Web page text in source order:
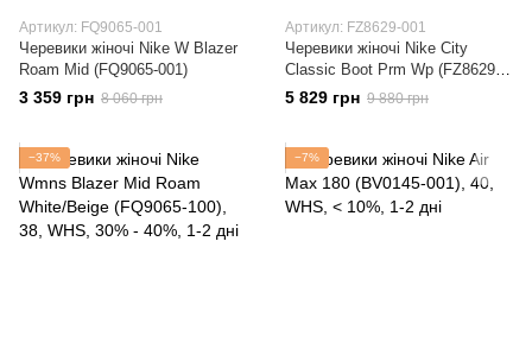
Артикул: FQ9065-001
Черевики жіночі Nike W Blazer
Roam Mid (FQ9065-001)
3 359 грн 8 060 грн
Артикул: FZ8629-001
Черевики жіночі Nike City
Classic Boot Prm Wp (FZ8629-
001)
5 829 грн 9 880 грн
−37% −7%